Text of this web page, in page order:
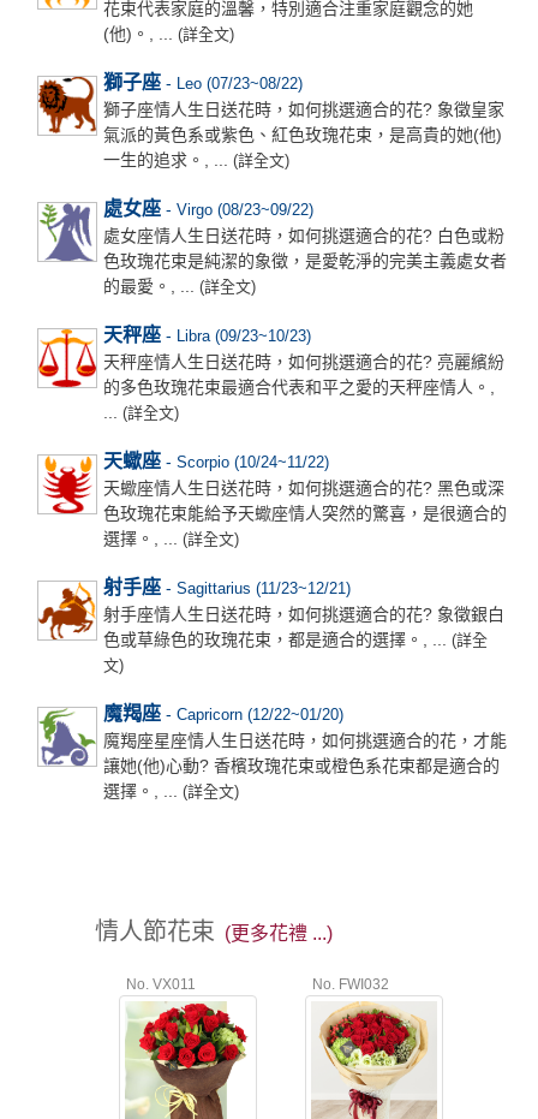
花束代表家庭的溫馨，特別適合注重家庭觀念的她
(他)。, ...
(詳全文)
獅子座 - Leo (07/23~08/22)
獅子座情人生日送花時，如何挑選適合的花? 象徵皇家
氣派的黃色系或紫色、紅色玫瑰花束，是高貴的她(他)
一生的追求。, ...
(詳全文)
處女座 - Virgo (08/23~09/22)
處女座情人生日送花時，如何挑選適合的花? 白色或粉
色玫瑰花束是純潔的象徵，是愛乾淨的完美主義處女者
的最愛。, ...
(詳全文)
天秤座 - Libra (09/23~10/23)
天秤座情人生日送花時，如何挑選適合的花? 亮麗繽紛
的多色玫瑰花束最適合代表和平之愛的天秤座情人。,
(詳全文)
天蠍座 - Scorpio (10/24~11/22)
天蠍座情人生日送花時，如何挑選適合的花? 黑色或深
色玫瑰花束能給予天蠍座情人突然的驚喜，是很適合的
選擇。, ...
(詳全文)
射手座 - Sagittarius (11/23~12/21)
射手座情人生日送花時，如何挑選適合的花? 象徵銀白
色或草綠色的玫瑰花束，都是適合的選擇。, ...
(詳全
文)
魔羯座 - Capricorn (12/22~01/20)
魔羯座星座情人生日送花時，如何挑選適合的花，才能
讓她(他)心動? 香檳玫瑰花束或橙色系花束都是適合的
選擇。, ...
(詳全文)
情人節花束 (更多花禮 ...)
No. VX011 No. FWI032